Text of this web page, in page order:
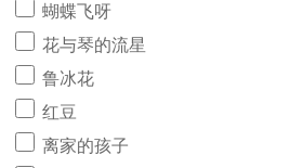
蝴蝶飞呀
花与琴的流星
鲁冰花
红豆
离家的孩子